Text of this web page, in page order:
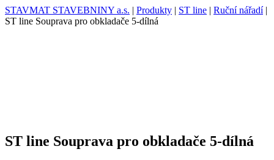
STAVMAT STAVEBNINY a.s. | Produkty | ST line | Ruční nářadí|
ST line Souprava pro obkladače 5-dílná
ST line Souprava pro obkladače 5-dílná